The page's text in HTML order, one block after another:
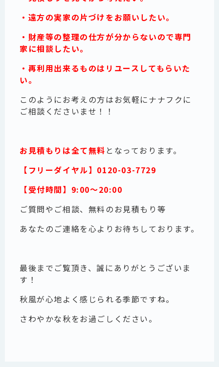
・遠方の実家の片づけをお願いしたい。
・財産等の整理の仕方が分からないので専門
家に相談したい。
・再利用出来るものはリユースしてもらいた
い。
このようにお考えの方はお気軽にナナフクに
ご相談くださいませ！！
お見積もりは全て無料 となっております。
【フリーダイヤル】 0120-03-7729
【受付時間】9:00～20:00
ご質問やご相談、無料のお見積もり等
あなたのご連絡を心よりお待ちしております。
最後までご覧頂き、誠にありがとうございま
す！
秋風が心地よく感じられる季節ですね。
さわやかな秋をお過ごしください。